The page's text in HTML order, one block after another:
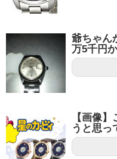
爺ちゃん
万5千円
【画像
うと思っ